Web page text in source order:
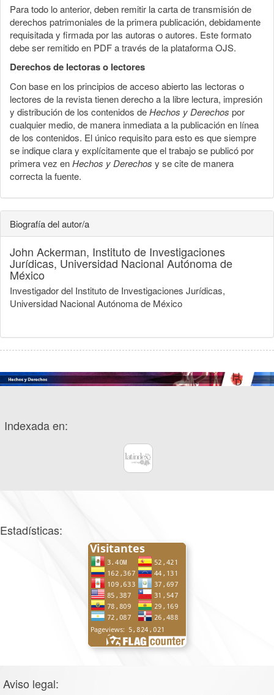
Para todo lo anterior, deben remitir la carta de transmisión de
derechos patrimoniales de la primera publicación, debidamente
requisitada y firmada por las autoras o autores. Este formato
debe ser remitido en PDF a través de la plataforma OJS.
Derechos de lectoras o lectores
Con base en los principios de acceso abierto las lectoras o
lectores de la revista tienen derecho a la libre lectura, impresión
y distribución de los contenidos deHechos y Derechos por
cualquier medio, de manera inmediata a la publicación en línea
de los contenidos. El único requisito para esto es que siempre
se indique clara y explícitamente que el trabajo se publicó por
primera vez enHechos y Derechos y se cite de manera
correcta la fuente.
Biografía del autor/a
John Ackerman, Instituto de Investigaciones
Jurídicas, Universidad Nacional Autónoma de
México
Investigador del Instituto de Investigaciones Jurídicas,
Universidad Nacional Autónoma de México
Indexada en:
Estadísticas:
Aviso legal: